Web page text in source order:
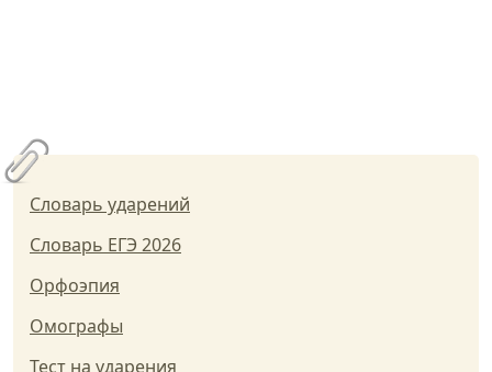
Словарь ударений
Словарь ЕГЭ 2026
Орфоэпия
Омографы
Тест на ударения